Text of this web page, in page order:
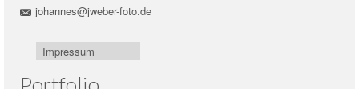
johannes@jweber-foto.de
Impressum